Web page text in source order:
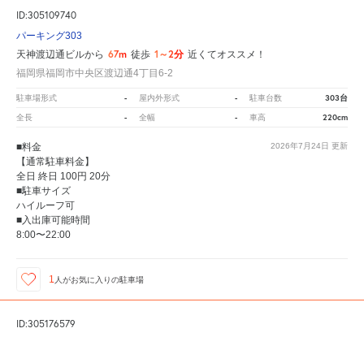
ID:305109740
パーキング303
天神渡辺通ビルから 67m 徒歩 1～2分 近くてオススメ！
福岡県福岡市中央区渡辺通4丁目6-2
駐車場形式 - 屋内外形式 - 駐車台数 303台
全長 - 全幅 - 車高 220cm
2026年7月24日 更新
■料金
【通常駐車料金】
全日 終日 100円 20分
■駐車サイズ
ハイルーフ可
■入出庫可能時間
8:00〜22:00
1 人がお気に入りの駐車場
ID:305176579